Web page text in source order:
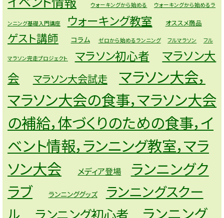
ウォーキングから始める ウォーキングから始めるラ
ンニング基礎入門講座 ウォーキング教室 オススメ商品
ゲスト講師 コラム ゼロから始めるランニング フルマラソン フル
マラソン完走プロジェクト マラソン初心者
マラソン大
会
マラソン大会試走
マラソン大会，
マラソン大会の食事，マラソン大会
の補給，体づくりのための食事，イ
ベント情報，ランニング教室，マラ
ソン大会
メディア登場
ランニングク
ラブ
ランニンググッズ
ランニングスクー
ル
ランニング初心者
ランニング